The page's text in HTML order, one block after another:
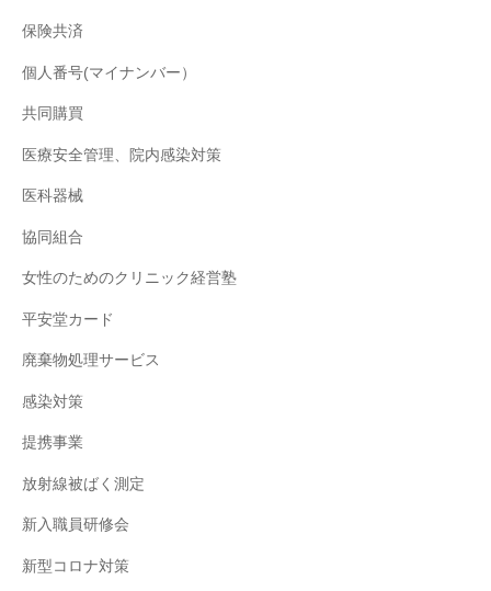
保険共済
個人番号(マイナンバー）
共同購買
医療安全管理、院内感染対策
医科器械
協同組合
女性のためのクリニック経営塾
平安堂カード
廃棄物処理サービス
感染対策
提携事業
放射線被ばく測定
新入職員研修会
新型コロナ対策